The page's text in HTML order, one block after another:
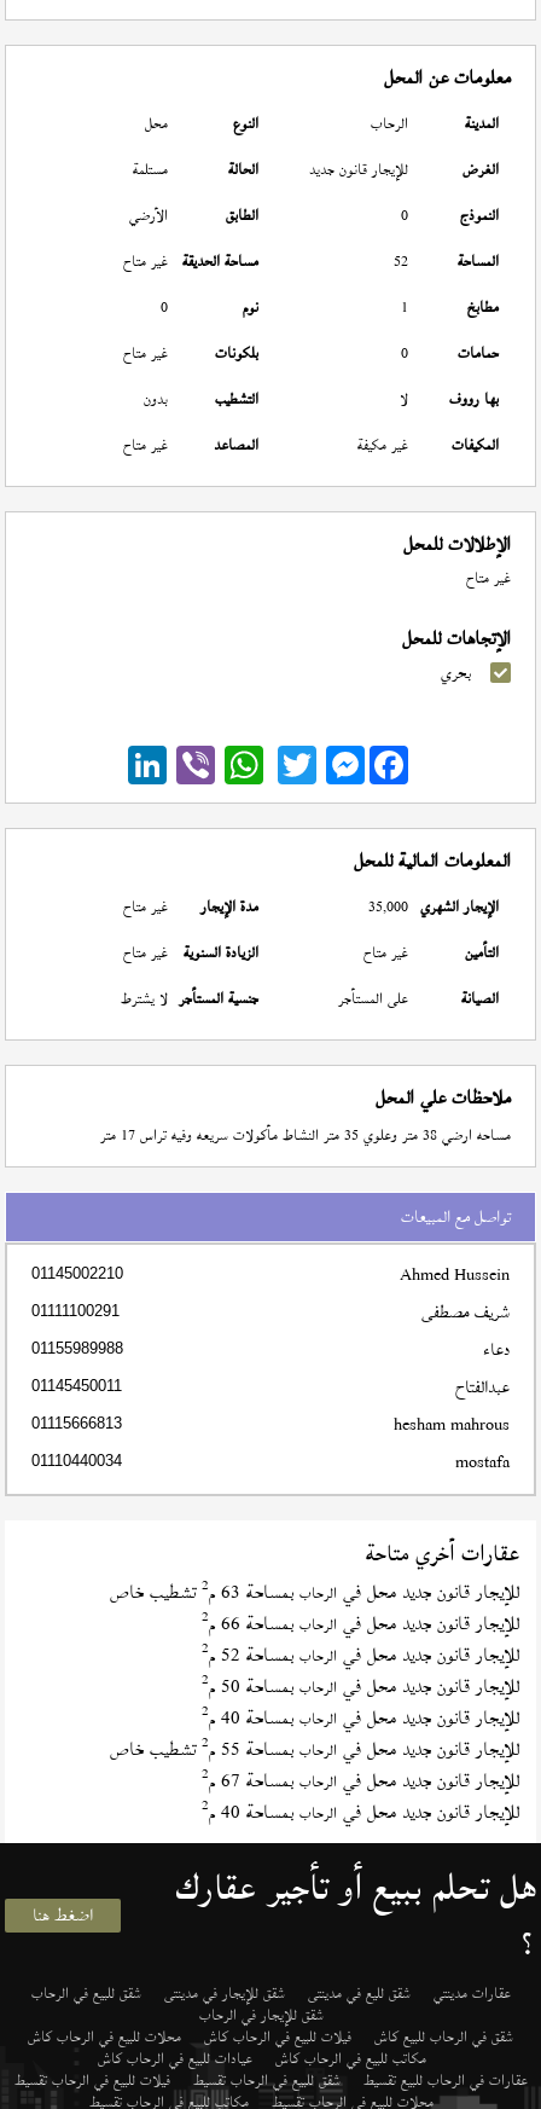
معلومات عن المحل
المدينة الرحاب النوع
محل
الغرض
للإيجار قانون جديد الحالة
مستلمة
النموذج
0 الطابق
الأرضي
المساحة
52 مساحة الحديقة غير متاح
مطابخ
1 نوم
0
حمامات
0 بلكونات
غير متاح
بها رووف
لا التشطيب
بدون
المكيفات
غير مكيفة المصاعد غير متاح
الإطلالات للمحل
غير متاح
الإتجاهات للمحل
بحري
Messenger
المعلومات المالية للمحل
الإيجار الشهري 35,000 مدة الإيجار
غير متاح
التأمين
غير متاح الزيادة السنوية غير متاح
الصيانة
على المستأجر جنسية المستأجر لا يشترط
ملاحظات علي المحل
مساحه ارضي 38 متر وعلوي 35 متر النشاط مأكولات سريعه وفيه تراس 17 متر
تواصل مع المبيعات
Ahmed Hussein
01145002210
شريف مصطفى 01111100291
دعاء 01155989988
عبدالفتاح 01145450011
hesham mahrous
01115666813
mostafa
01110440034
عقارات أخري متاحة
للإيجار قانون جديد محل في الرحاب بمساحة 63 م 2تشطيب خاص
للإيجار قانون جديد محل في الرحاب بمساحة 66 م 2
للإيجار قانون جديد محل في الرحاب بمساحة 52 م 2
للإيجار قانون جديد محل في الرحاب بمساحة 50 م 2
للإيجار قانون جديد محل في الرحاب بمساحة 40 م 2
للإيجار قانون جديد محل في الرحاب بمساحة 55 م 2تشطيب خاص
للإيجار قانون جديد محل في الرحاب بمساحة 67 م 2
للإيجار قانون جديد محل في الرحاب بمساحة 40 م 2
هل تحلم ببيع أو تأجير عقارك
؟ اضغط هنا
عقارات مدينتي شقق لليع في مدينتى شقق للإيجار في مدينتى شقق للبيع في الرحاب
شقق للإيجار في الرحاب
شقق في الرحاب للبيع كاش فيلات للبيع في الرحاب كاش محلات للبيع في الرحاب كاش
مكاتب للبيع في الرحاب كاش عيادات للبيع في الرحاب كاش
عقارات في الرحاب للبيع تقسيط شقق للبيع في الرحاب تقسيط فيلات للبيع في الرحاب تقسيط
محلات للبيع في الرحاب تقسيط مكاتب للبيع في الرحاب تقسيط